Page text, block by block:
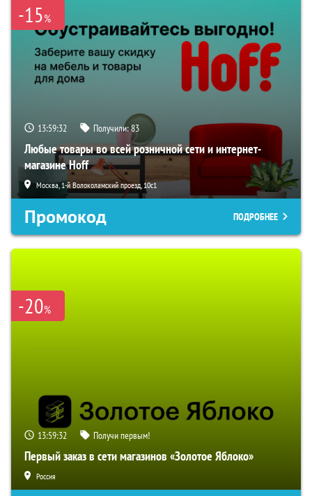
-15%
13:59:31 Получили:83
Любые товары во всей розничной сети и интернет-
магазине Hoff
Москва, 1-й Волоколамский проезд, 10с1
Промокод ПОДРОБНЕЕ
-20%
13:59:31 Получи первым!
Первый заказ в сети магазинов «Золотое Яблоко»
Россия